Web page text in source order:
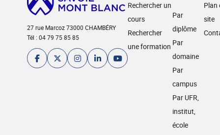
27 rue Marcoz 73000 CHAMBÉRY
Tél : 04 79 75 85 85
Rechercher un
cours
Rechercher
une formation
Par
diplôme
Par
domaine
Par
campus
Par UFR,
institut,
école
Plan
site